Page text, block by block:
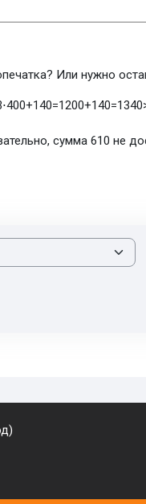
Или нужно
⋅400+140=1200+140=1340
сумма 610 не
)